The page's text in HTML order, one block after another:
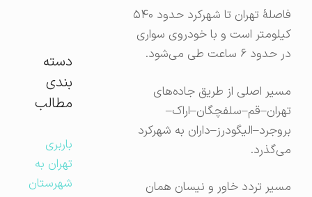
فاصلهٔ تهران تا شهرکرد حدود ۵۴۰
کیلومتر است و با خودروی سواری
در حدود ۶ ساعت طی می‌شود.
مسیر اصلی از طریق جاده‌های
تهران–قم–سلفچگان–اراک–
بروجرد–الیگودرز–داران به شهرکرد
می‌گذرد.
مسیر تردد خاور و نیسان همان
دسته
بندی
مطالب
باربری
تهران به
شهرستان